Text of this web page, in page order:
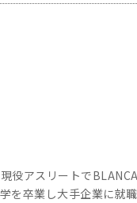
役アスリートで
を卒業し大手企業に就